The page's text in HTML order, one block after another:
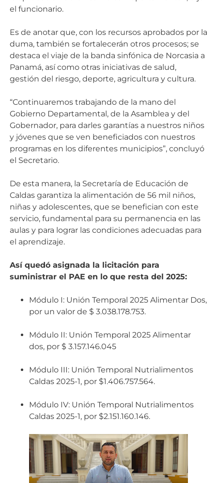
el funcionario.
Es de anotar que, con los recursos aprobados por la
duma, también se fortalecerán otros procesos; se
destaca el viaje de la banda sinfónica de Norcasia a
Panamá, así como otras iniciativas de salud,
gestión del riesgo, deporte, agricultura y cultura.
“Continuaremos trabajando de la mano del
Gobierno Departamental, de la Asamblea y del
Gobernador, para darles garantías a nuestros niños
y jóvenes que se ven beneficiados con nuestros
programas en los diferentes municipios”, concluyó
el Secretario.
De esta manera, la Secretaría de Educación de
Caldas garantiza la alimentación de 56 mil niños,
niñas y adolescentes, que se benefician con este
servicio, fundamental para su permanencia en las
aulas y para lograr las condiciones adecuadas para
el aprendizaje.
Así quedó asignada la licitación para
suministrar el PAE en lo que resta del 2025:
Módulo I: Unión Temporal 2025 Alimentar Dos,
por un valor de $ 3.038.178.753.
Módulo II: Unión Temporal 2025 Alimentar
dos, por $ 3.157.146.045
Módulo III: Unión Temporal Nutrialimentos
Caldas 2025-1, por $1.406.757.564.
Módulo IV: Unión Temporal Nutrialimentos
Caldas 2025-1, por $2.151.160.146.